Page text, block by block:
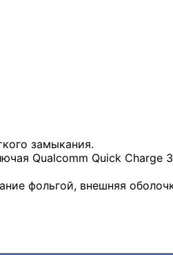
замыкания.
Qualcomm Quick Charge
фольгой, внешняя